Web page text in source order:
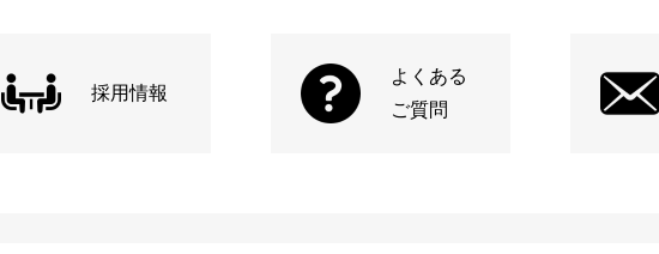
採用情報
よくある
ご質問